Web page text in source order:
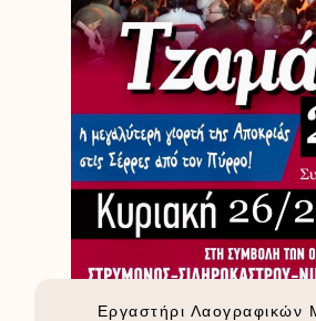
Εργαστήρι Λαογραφικών